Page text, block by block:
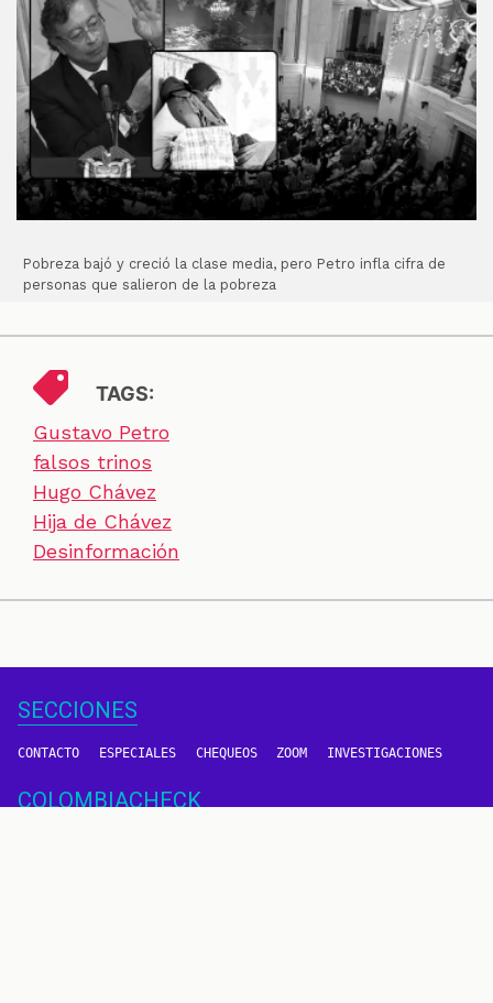
Pobreza bajó y creció la clase media, pero Petro infla cifra de
personas que salieron de la pobreza
TAGS:
Gustavo Petro
falsos trinos
Hugo Chávez
Hija de Chávez
Desinformación
SECCIONES
CONTACTO ESPECIALES CHEQUEOS ZOOM INVESTIGACIONES
COLOMBIACHECK